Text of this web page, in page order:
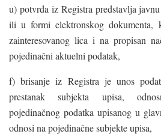
u) potvrda iz Registra predstavlja
ili u formi elektronskog dokumenta,
zainteresovanog lica i na propisan
pojedinačni aktuelni podatak,
f) brisanje iz Registra je unos
prestanak subjekta upisa,
pojedinačnog podatka upisanog u
odnosi na pojedinačne subjekte upisa,